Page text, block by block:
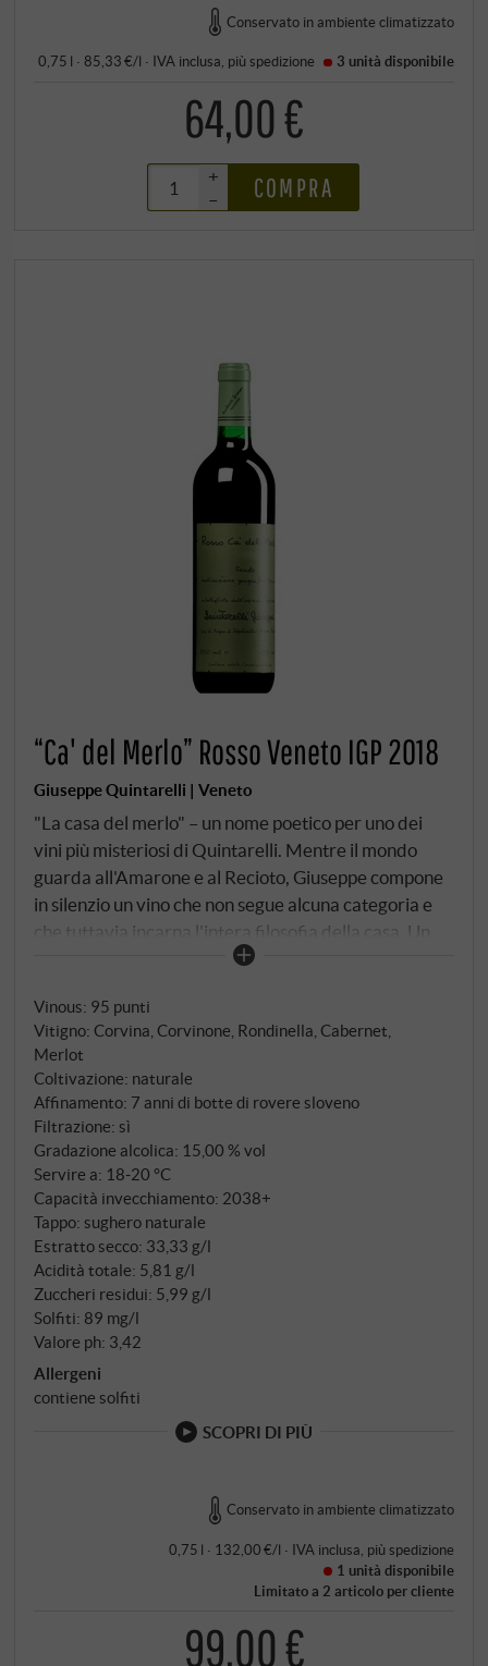
Conservato in ambiente climatizzato
0,75 l · 85,33 €/l · IVA inclusa, piùspedizione 3 unità disponibile
64,00 €
+
–
COMPRA
“Ca' del Merlo” Rosso Veneto IGP 2018
Giuseppe Quintarelli | Veneto
"La casa del merlo" – un nome poetico per uno dei
vini più misteriosi di Quintarelli. Mentre il mondo
guarda all'Amarone e al Recioto, Giuseppe compone
in silenzio un vino che non segue alcuna categoria e
che tuttavia incarna l'intera filosofia della casa. Un
blend insolito, un "insolito assemblaggio", come
Valpolicella – corvina, Corvinone e Rondinella – e il
15% di Cabernet Franc, Cabernet Sauvignon,
Sangiovese, Nebbiolo e Croatina. Un puzzle
vinologico che unisce il Veneto al Piemonte e al
Bordeaux. La vinificazione segue il tradizionale
metodo Ripasso: dopo tre giorni di macerazione e
una prima fermentazione alcolica, i vini subiscono
una seconda fermentazione sulle vinacce ancora
calde dell'Amarone – una tecnica nobile che
conferisce struttura, profondità e complessità senza
raggiungere la potenza di un Amarone. Segue un
affinamento di sette anni in grandi botti di legno, una
pazienza che oggi sembra quasi inimmaginabile...
Vinous: 95 punti
Vitigno: Corvina, Corvinone, Rondinella, Cabernet,
Merlot
Coltivazione: naturale
Affinamento: 7 anni di botte di rovere sloveno
Filtrazione: sì
Gradazione alcolica: 15,00 % vol
Servire a: 18‑20 °C
Capacità invecchiamento: 2038+
Tappo: sughero naturale
Estratto secco: 33,33 g/l
Acidità totale: 5,81 g/l
Zuccheri residui: 5,99 g/l
Solfiti: 89 mg/l
Valore ph: 3,42
Allergeni
contiene solfiti
SCOPRI DI PIÙ
Conservato in ambiente climatizzato
0,75 l · 132,00 €/l · IVA inclusa , più spedizione
1 unità disponibile
Limitato a 2 articolo per cliente
99,00 €